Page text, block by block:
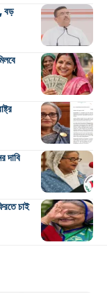
বড়
দাবি
চাই